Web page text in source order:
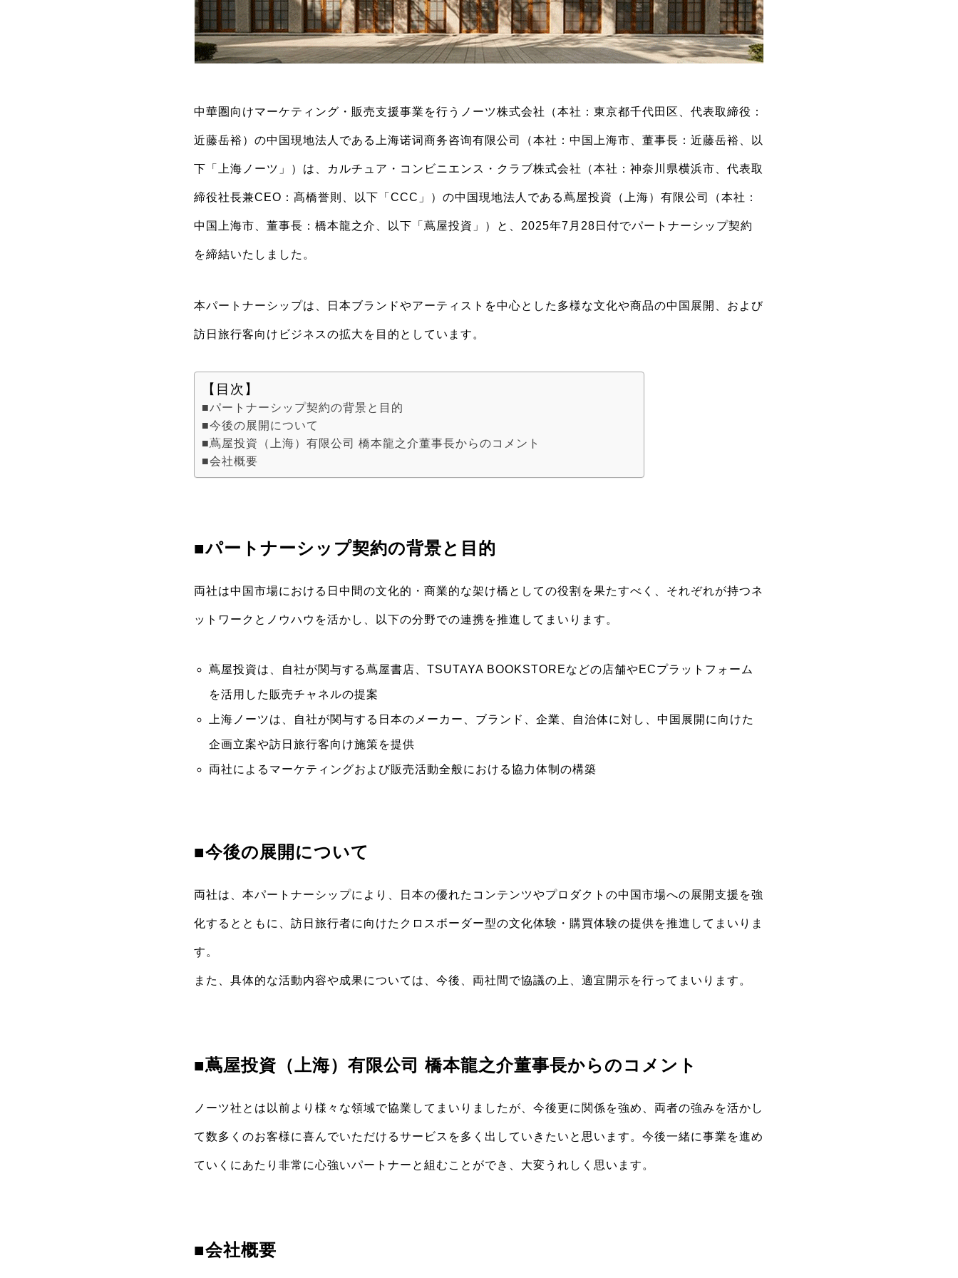
中華圏向けマーケティング・販売支援事業を行うノーツ株式会社（本社：東京都千代田区、代表取締役：
近藤岳裕）の中国現地法人である上海诺词商务咨询有限公司（本社：中国上海市、董事長：近藤岳裕、以
下「上海ノーツ」）は、カルチュア・コンビニエンス・クラブ株式会社（本社：神奈川県横浜市、代表取
締役社長兼CEO：髙橋誉則、以下「CCC」）の中国現地法人である蔦屋投資（上海）有限公司（本社：
中国上海市、董事長：橋本龍之介、以下「蔦屋投資」）と、2025年7月28日付でパートナーシップ契約
を締結いたしました。
本パートナーシップは、日本ブランドやアーティストを中心とした多様な文化や商品の中国展開、および
訪日旅行客向けビジネスの拡大を目的としています。
【目次】
■パートナーシップ契約の背景と目的
■今後の展開について
■蔦屋投資（上海）有限公司 橋本龍之介董事長からのコメント
■会社概要
■パートナーシップ契約の背景と目的
両社は中国市場における日中間の文化的・商業的な架け橋としての役割を果たすべく、それぞれが持つネ
ットワークとノウハウを活かし、以下の分野での連携を推進してまいります。
蔦屋投資は、自社が関与する蔦屋書店、TSUTAYA BOOKSTOREなどの店舗やECプラットフォーム
を活用した販売チャネルの提案
上海ノーツは、自社が関与する日本のメーカー、ブランド、企業、自治体に対し、中国展開に向けた
企画立案や訪日旅行客向け施策を提供
両社によるマーケティングおよび販売活動全般における協力体制の構築
■今後の展開について
両社は、本パートナーシップにより、日本の優れたコンテンツやプロダクトの中国市場への展開支援を強
化するとともに、訪日旅行者に向けたクロスボーダー型の文化体験・購買体験の提供を推進してまいりま
す。
また、具体的な活動内容や成果については、今後、両社間で協議の上、適宜開示を行ってまいります。
■蔦屋投資（上海）有限公司 橋本龍之介董事長からのコメント
ノーツ社とは以前より様々な領域で協業してまいりましたが、今後更に関係を強め、両者の強みを活かし
て数多くのお客様に喜んでいただけるサービスを多く出していきたいと思います。今後一緒に事業を進め
ていくにあたり非常に心強いパートナーと組むことができ、大変うれしく思います。
■会社概要